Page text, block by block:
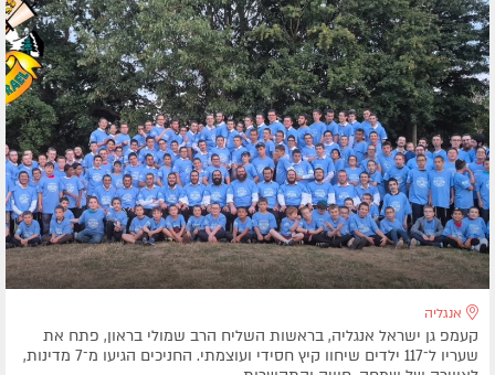
אנגליה
קעמפ גן ישראל אנגליה, בראשות השליח הרב שמולי בראון, פתח את
שעריו ל־117 ילדים שיחוו קיץ חסידי ועוצמתי. החניכים הגיעו מ־7 מדינות,